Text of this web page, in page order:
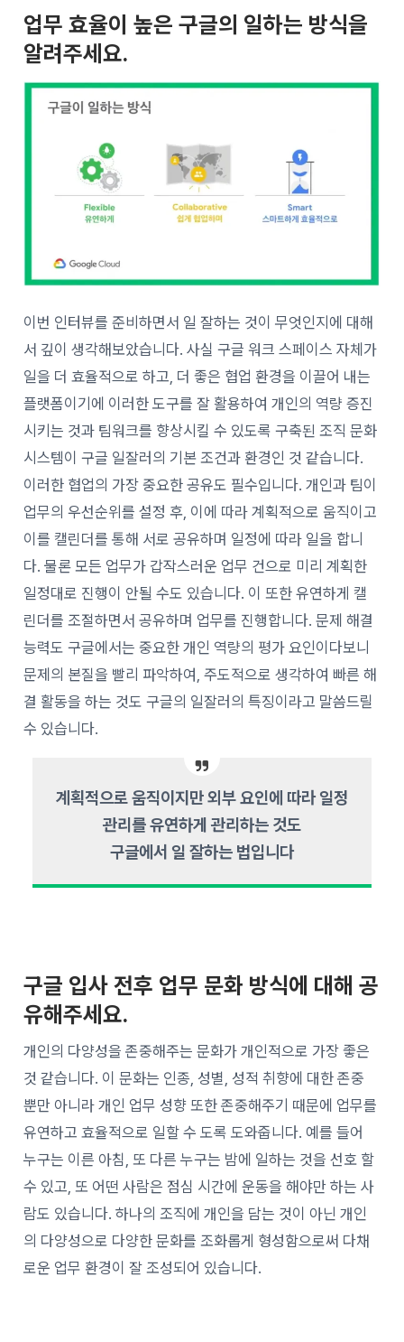
업무 효율이 높은 구글의 일하는 방식을
알려주세요.
이번 인터뷰를 준비하면서 일 잘하는 것이 무엇인지에 대해
서 깊이 생각해보았습니다. 사실 구글 워크 스페이스 자체가
일을 더 효율적으로 하고, 더 좋은 협업 환경을 이끌어 내는
플랫폼이기에 이러한 도구를 잘 활용하여 개인의 역량 증진
시키는 것과 팀워크를 향상시킬 수 있도록 구축된 조직 문화
시스템이 구글 일잘러의 기본 조건과 환경인 것 같습니다.
이러한 협업의 가장 중요한 공유도 필수입니다. 개인과 팀이
업무의 우선순위를 설정 후, 이에 따라 계획적으로 움직이고
이를 캘린더를 통해 서로 공유하며 일정에 따라 일을 합니
다. 물론 모든 업무가 갑작스러운 업무 건으로 미리 계획한
일정대로 진행이 안될 수도 있습니다. 이 또한 유연하게 캘
린더를 조절하면서 공유하며 업무를 진행합니다. 문제 해결
능력도 구글에서는 중요한 개인 역량의 평가 요인이다보니
문제의 본질을 빨리 파악하여, 주도적으로 생각하여 빠른 해
결 활동을 하는 것도 구글의 일잘러의 특징이라고 말씀드릴
수 있습니다.
계획적으로 움직이지만 외부 요인에 따라 일정
관리를 유연하게 관리하는 것도
구글에서 일 잘하는 법입니다
구글 입사 전후 업무 문화 방식에 대해 공
유해주세요.
개인의 다양성을 존중해주는 문화가 개인적으로 가장 좋은
것 같습니다. 이 문화는 인종, 성별, 성적 취향에 대한 존중
뿐만 아니라 개인 업무 성향 또한 존중해주기 때문에 업무를
유연하고 효율적으로 일할 수 도록 도와줍니다. 예를 들어
누구는 이른 아침, 또 다른 누구는 밤에 일하는 것을 선호 할
수 있고, 또 어떤 사람은 점심 시간에 운동을 해야만 하는 사
람도 있습니다. 하나의 조직에 개인을 담는 것이 아닌 개인
의 다양성으로 다양한 문화를 조화롭게 형성함으로써 다채
로운 업무 환경이 잘 조성되어 있습니다.